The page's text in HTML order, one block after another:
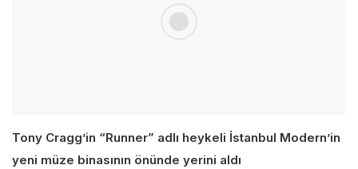
Tony Cragg’in “Runner” adlı heykeli İstanbul Modern’in
yeni müze binasının önünde yerini aldı